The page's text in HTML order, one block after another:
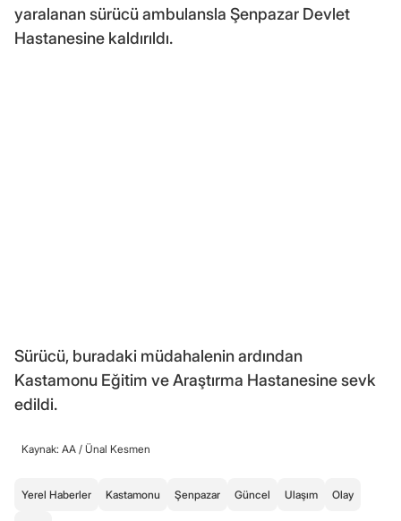
yaralanan sürücü ambulansla Şenpazar Devlet
Hastanesine kaldırıldı.
Sürücü, buradaki müdahalenin ardından
Kastamonu Eğitim ve Araştırma Hastanesine sevk
edildi.
Kaynak: AA / Ünal Kesmen
Yerel Haberler Kastamonu Şenpazar Güncel Ulaşım Olay